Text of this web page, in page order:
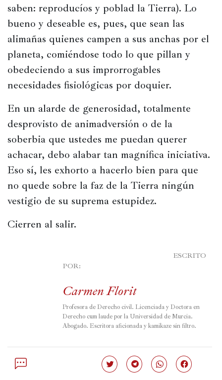
saben: reproducíos y poblad la Tierra). Lo
bueno y deseable es, pues, que sean las
alimañas quienes campen a sus anchas por el
planeta, comiéndose todo lo que pillan y
obedeciendo a sus improrrogables
necesidades fisiológicas por doquier.
En un alarde de generosidad, totalmente
desprovisto de animadversión o de la
soberbia que ustedes me puedan querer
achacar, debo alabar tan magnífica iniciativa.
Eso sí, les exhorto a hacerlo bien para que
no quede sobre la faz de la Tierra ningún
vestigio de su suprema estupidez.
Cierren al salir.
POR:
Carmen Florit
Profesora de Derecho civil. Licenciada y Doctora en
Derecho cum laude por la Universidad de Murcia.
Abogado. Escritora aficionada y kamikaze sin filtro.
Haz Haz Haz Haz